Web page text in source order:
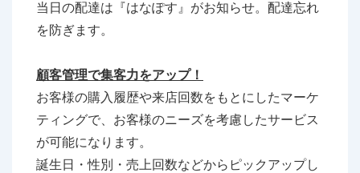
当日の配達は『はなぽす』がお知らせ。配達忘れ
を防ぎます。
顧客管理で集客力をアップ！
お客様の購入履歴や来店回数をもとにしたマーケ
ティングで、お客様のニーズを考慮したサービス
が可能になります。
誕生日・性別・売上回数などからピックアップし